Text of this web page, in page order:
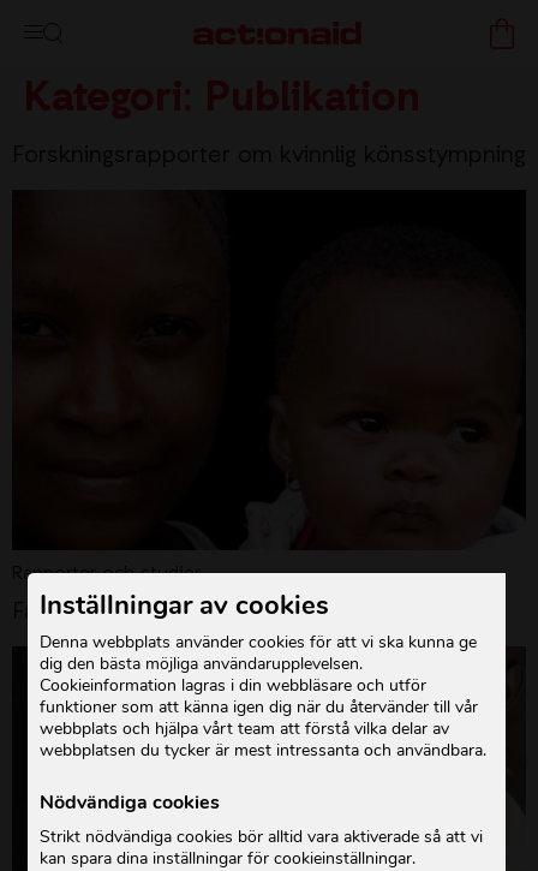
Rapporter och studier
Faktablad på olika språk
Inställningar av cookies
Denna webbplats använder cookies för att vi ska kunna ge
dig den bästa möjliga användarupplevelsen.
Cookieinformation lagras i din webbläsare och utför
funktioner som att känna igen dig när du återvänder till vår
webbplats och hjälpa vårt team att förstå vilka delar av
webbplatsen du tycker är mest intressanta och användbara.
Nödvändiga cookies
Strikt nödvändiga cookies bör alltid vara aktiverade så att vi
kan spara dina inställningar för cookieinställningar.